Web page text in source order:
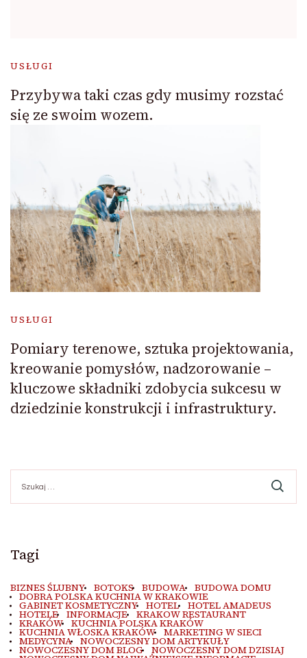
USŁUGI
Przybywa taki czas gdy musimy rozstać
się ze swoim wozem.
USŁUGI
Pomiary terenowe, sztuka projektowania,
kreowanie pomysłów, nadzorowanie –
kluczowe składniki zdobycia sukcesu w
dziedzinie konstrukcji i infrastruktury.
Tagi
BIZNES ŚLUBNY BOTOKS BUDOWA BUDOWA DOMU
DOBRA POLSKA KUCHNIA W KRAKOWIE
GABINET KOSMETYCZNY HOTEL HOTEL AMADEUS
HOTELE INFORMACJE KRAKOW RESTAURANT
KRAKÓW KUCHNIA POLSKA KRAKÓW
KUCHNIA WŁOSKA KRAKÓW MARKETING W SIECI
MEDYCYNA NOWOCZESNY DOM ARTYKUŁY
NOWOCZESNY DOM BLOG NOWOCZESNY DOM DZISIAJ